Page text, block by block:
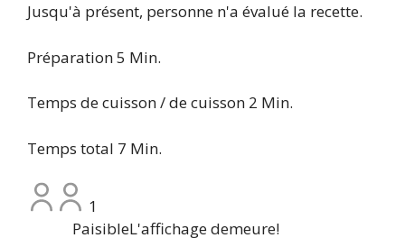
Jusqu'à présent, personne n'a évalué la recette.
Préparation5 Minute
Min.
Temps de cuisson / de cuisson 2 Minute
Min.
Temps total 7 Minute
Min.
1
PaisibleL'affichage demeure!